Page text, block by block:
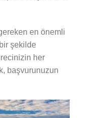
en önemli
şekilde
her
başvurunuzun